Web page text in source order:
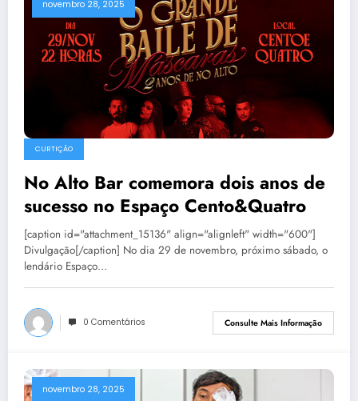
novembro 28, 2025
CURTIÇÃO
No Alto Bar comemora dois anos de
sucesso no Espaço Cento&Quatro
[caption id="attachment_15136" align="alignleft" width="600"]
Divulgação[/caption] No dia 29 de novembro, próximo sábado, o
lendário Espaço…
0 Comentários Consulte Mais Informação
novembro 28, 2025